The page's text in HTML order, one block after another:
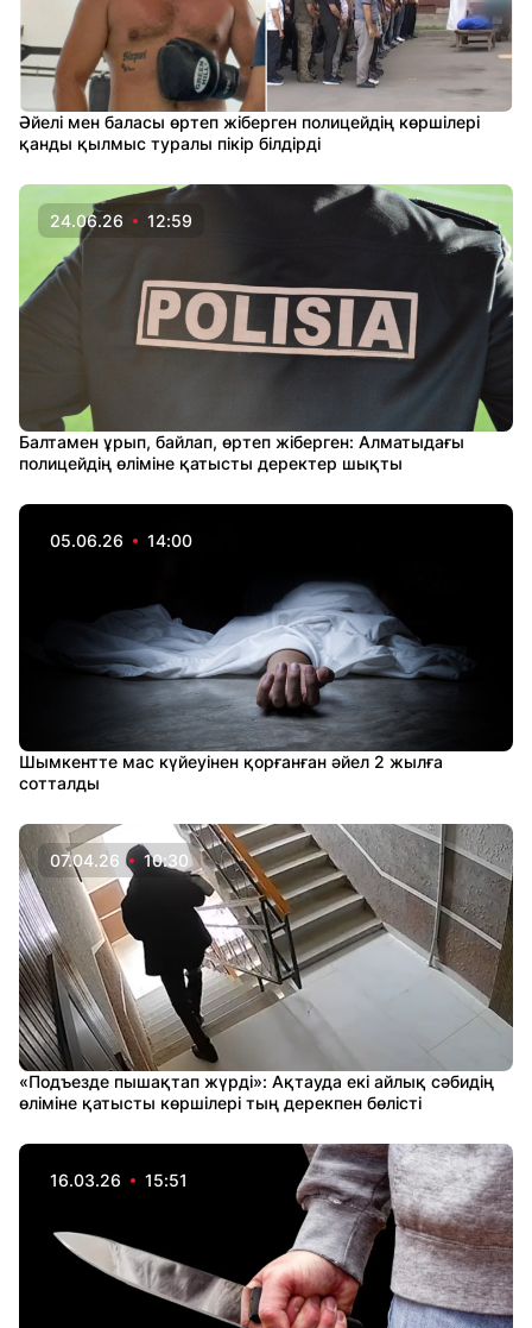
Әйелі мен баласы өртеп жіберген полицейдің көршілері
қанды қылмыс туралы пікір білдірді
24.06.26 12:59
Балтамен ұрып, байлап, өртеп жіберген: Алматыдағы
полицейдің өліміне қатысты деректер шықты
05.06.26 14:00
Шымкентте мас күйеуінен қорғанған әйел 2 жылға
сотталды
07.04.26 10:30
«Подъезде пышақтап жүрді»: Ақтауда екі айлық сәбидің
өліміне қатысты көршілері тың дерекпен бөлісті
16.03.26 15:51